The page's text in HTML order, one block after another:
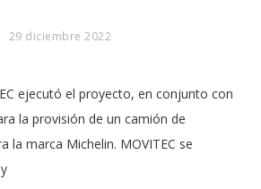
29 diciembre 2022
ejecutó el proyecto, en conjunto con
la provisión de un camión de
la marca Michelin. MOVITEC se